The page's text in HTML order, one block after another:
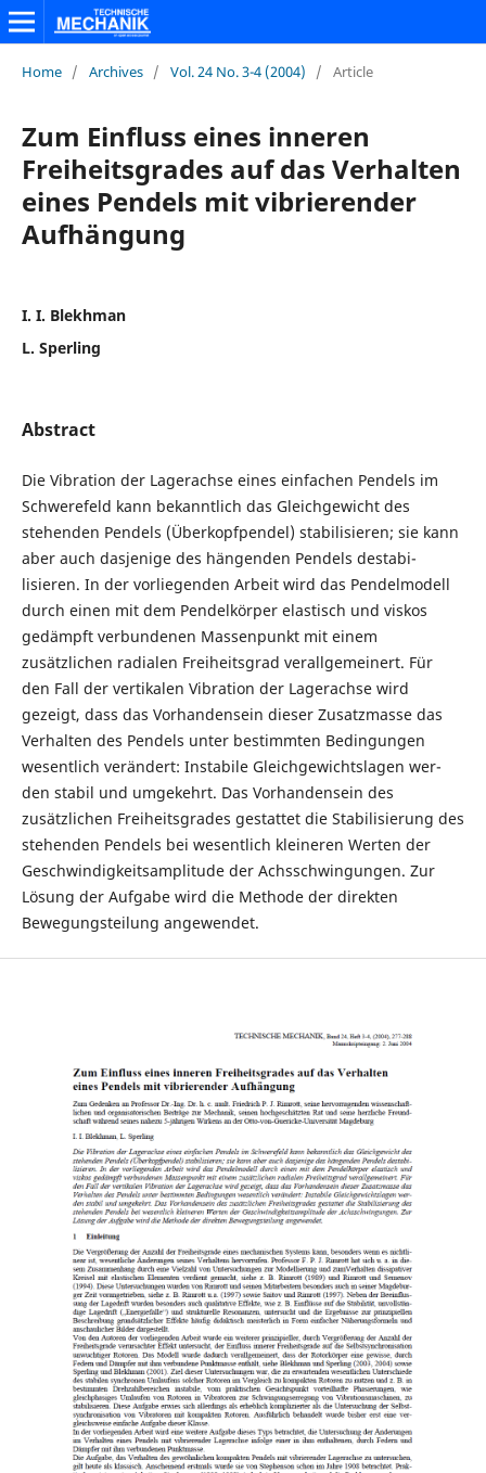
Home / Archives / Vol. 24 No. 3-4 (2004) / Article
Zum Einfluss eines inneren
Freiheitsgrades auf das Verhalten
eines Pendels mit vibrierender
Aufhängung
I. I. Blekhman
L. Sperling
Abstract
Die Vibration der Lagerachse eines einfachen Pendels im
Schwerefeld kann bekanntlich das Gleichgewicht des
stehenden Pendels (Überkopfpendel) stabilisieren; sie kann
aber auch dasjenige des hängenden Pendels destabi-
lisieren. In der vorliegenden Arbeit wird das Pendelmodell
durch einen mit dem Pendelkörper elastisch und viskos
gedämpft verbundenen Massenpunkt mit einem
zusätzlichen radialen Freiheitsgrad verallgemeinert. Für
den Fall der vertikalen Vibration der Lagerachse wird
gezeigt, dass das Vorhandensein dieser Zusatzmasse das
Verhalten des Pendels unter bestimmten Bedingungen
wesentlich verändert: Instabile Gleichgewichtslagen wer-
den stabil und umgekehrt. Das Vorhandensein des
zusätzlichen Freiheitsgrades gestattet die Stabilisierung des
stehenden Pendels bei wesentlich kleineren Werten der
Geschwindigkeitsamplitude der Achsschwingungen. Zur
Lösung der Aufgabe wird die Methode der direkten
Bewegungsteilung angewendet.